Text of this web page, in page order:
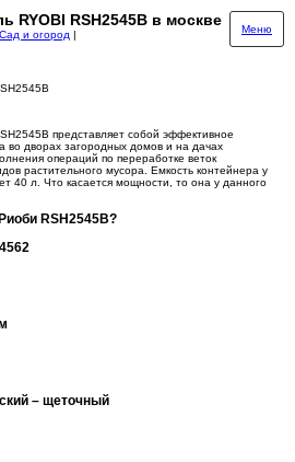
RYOBI RSH2545B в москве
Меню
Сад и огород |
представляет собой эффективное
во дворах загородных домов и на дачах
операций по переработке веток
растительного мусора. Емкость контейнера у
40 л. Что касается мощности, то она у данного
RSH2545B?
– щеточный